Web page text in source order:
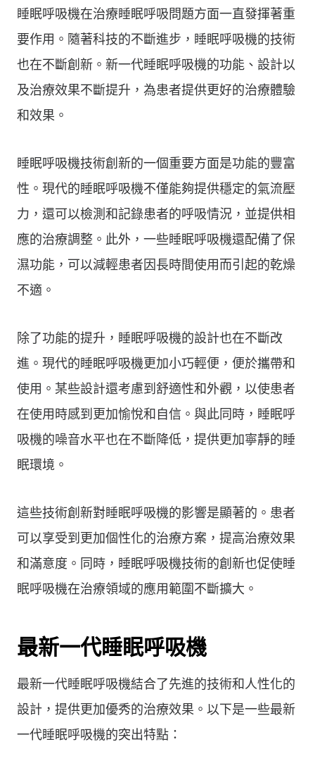
睡眠呼吸機在治療睡眠呼吸問題方面一直發揮著重
要作用。隨著科技的不斷進步，睡眠呼吸機的技術
也在不斷創新。新一代睡眠呼吸機的功能、設計以
及治療效果不斷提升，為患者提供更好的治療體驗
和效果。
睡眠呼吸機技術創新的一個重要方面是功能的豐富
性。現代的睡眠呼吸機不僅能夠提供穩定的氣流壓
力，還可以檢測和記錄患者的呼吸情況，並提供相
應的治療調整。此外，一些睡眠呼吸機還配備了保
濕功能，可以減輕患者因長時間使用而引起的乾燥
不適。
除了功能的提升，睡眠呼吸機的設計也在不斷改
進。現代的睡眠呼吸機更加小巧輕便，便於攜帶和
使用。某些設計還考慮到舒適性和外觀，以使患者
在使用時感到更加愉悅和自信。與此同時，睡眠呼
吸機的噪音水平也在不斷降低，提供更加寧靜的睡
眠環境。
這些技術創新對睡眠呼吸機的影響是顯著的。患者
可以享受到更加個性化的治療方案，提高治療效果
和滿意度。同時，睡眠呼吸機技術的創新也促使睡
眠呼吸機在治療領域的應用範圍不斷擴大。
最新一代睡眠呼吸機
最新一代睡眠呼吸機結合了先進的技術和人性化的
設計，提供更加優秀的治療效果。以下是一些最新
一代睡眠呼吸機的突出特點：